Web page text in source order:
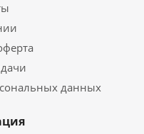
данных